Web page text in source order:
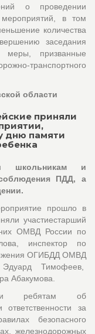
о проведении
в том
количества
заседания
меры, призванные
транспортного
области
приняли
дню памяти
школьникам и
ПДД, а
прошло в
участиестарший
ОМВД России по
инспектор по
ОГИБДД ОМВД
Тимофеев,
Абакумова.
ребятам об
за
безопасного
железнодорожных